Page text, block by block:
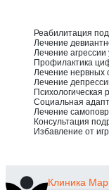
Реабилитация
Лечение
Лечение агрессии
Профилактика
Лечение нервных
Лечение
Психологическая
Социальная
Лечение
Консультация
Избавление от
Клиника